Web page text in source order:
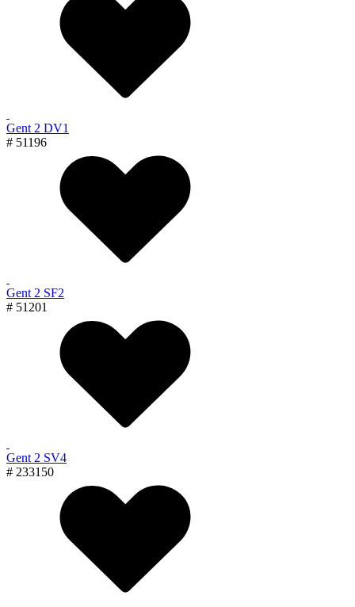
Gent 2 DV1
# 51196
Gent 2 SF2
# 51201
Gent 2 SV4
# 233150